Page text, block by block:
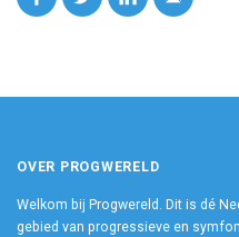
OVER PROGWERELD
Welkom bij Progwereld. Dit is dé
gebied van progressieve en